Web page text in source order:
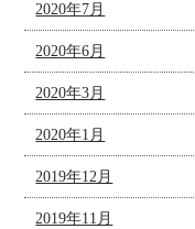
2020年7月
2020年6月
2020年3月
2020年1月
2019年12月
2019年11月